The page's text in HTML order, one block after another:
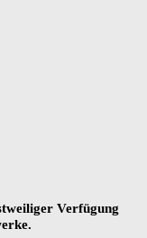
Verfügung